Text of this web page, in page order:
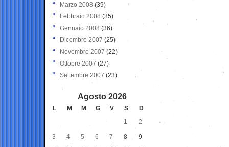
Marzo 2008 (39)
Febbraio 2008 (35)
Gennaio 2008 (36)
Dicembre 2007 (25)
Novembre 2007 (22)
Ottobre 2007 (27)
Settembre 2007 (23)
Agosto 2026
L M M G V S
D
1
2
3 4 5 6 7 8 9